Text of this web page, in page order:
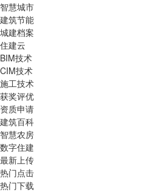
智慧城市
建筑节能
城建档案
住建云
BIM技术
CIM技术
施工技术
获奖评优
资质申请
建筑百科
智慧农房
数字住建
最新上传
热门点击
热门下载